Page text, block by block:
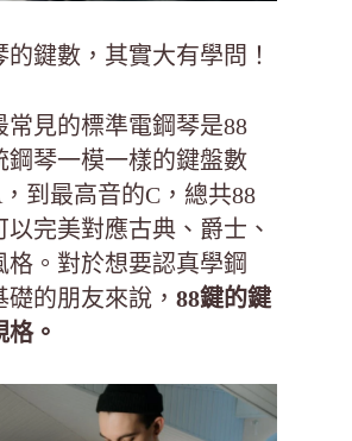
鍵數，其實大有學問！
見的標準電鋼琴是88
鋼琴一模一樣的鍵盤數
到最高音的C，總共88
完美對應古典、爵士、
。對於想要認真學鋼
的朋友來說， 88鍵的鍵
。